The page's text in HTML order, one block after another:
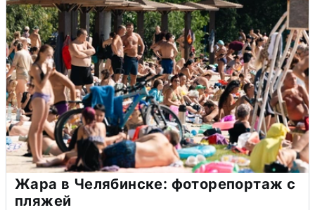
Жара в Челябинске: фоторепортаж с
пляжей